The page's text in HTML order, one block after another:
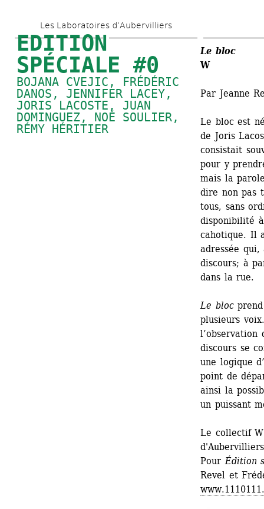
au
contenu
principal
Les Laboratoires d’Aubervilliers
EDITION
SPÉCIALE #0
BOJANA CVEJIC , FRÉDÉRIC
DANOS , JENNIFER LACEY,
JORIS LACOSTE , JUAN
DOMINGUEZ, NOÉ SOULIER,
RÉMY HÉRITIER
Le bloc
W
Par Jeanne
Le bloc est
de Joris
consistait
pour y
mais la
dire non pas
tous, sans
disponibilité
cahotique. Il
adressée
discours; à
dans la rue.
Le blocprend
plusieurs
discours se
une logique
point de
ainsi la
un puissant
Le collectif
Pour Édition
Revel et